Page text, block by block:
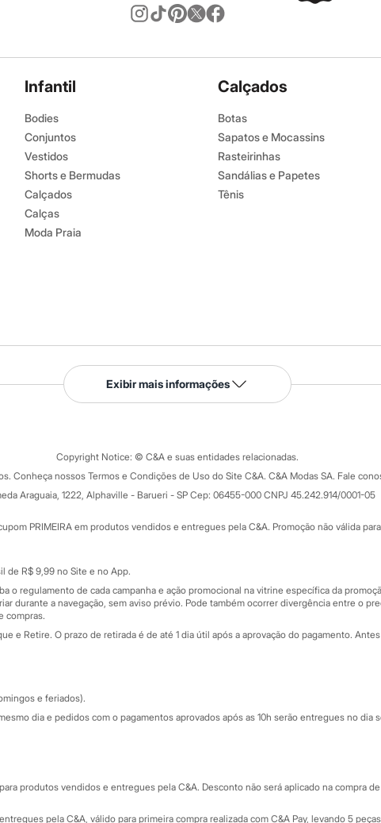
Infantil
Bodies
Conjuntos
Vestidos
Shorts e Bermudas
Calçados
Calças
Moda Praia
Calçados
Botas
Sapatos e Mocassins
Rasteirinhas
Sandálias e Papetes
Tênis
Serviços
Tipos de serviços
Formas de pagamento
Todas as vantagens
Minha C&A
Cupons de desconto
Exibir mais informações
Copyright Notice: © C&A e suas entidades relacionadas.
Conheça nossos Termos e Condições de Uso do Site C&A. C&A Modas SA. Fale
Araguaia, 1222, Alphaville - Barueri - SP Cep: 06455-000 CNPJ 45.242.914/0001-05
PRIMEIRA em produtos vendidos e entregues pela C&A. Promoção não válida
de R$ 9,99 no Site e no App.
o regulamento de cada campanha e ação promocional na vitrine específica da
durante a navegação, sem aviso prévio. Pode também ocorrer divergência entre o
compras.
e Retire. O prazo de retirada é de até 1 dia útil após a aprovação do pagamento.
e feriados).
dia e pedidos com o pagamentos aprovados após as 10h serão entregues no
produtos vendidos e entregues pela C&A. Desconto não será aplicado na compra
pela C&A, válido para primeira compra realizada com C&A Pay, levando 5